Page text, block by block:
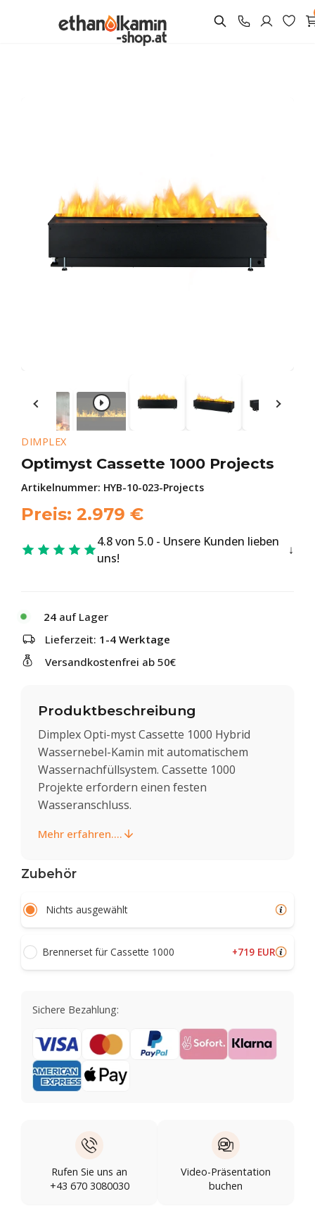
DIMPLEX
Optimyst Cassette 1000 Projects
Artikelnummer: HYB-10-023-Projects
Preis: 2.979 €
4.8 von 5.0 - Unsere Kunden lieben
uns!
24 auf Lager
Lieferzeit: 1-4 Werktage
Versandkostenfrei ab 50€
Produktbeschreibung
Dimplex Opti-myst Cassette 1000 Hybrid
Wassernebel-Kamin mit automatischem
Wassernachfüllsystem. Cassette 1000
Projekte erfordern einen festen
Wasseranschluss.
Mehr erfahren....
Zubehör
Nichts ausgewählt
Brennerset für Cassette 1000 +719 EUR
Sichere Bezahlung:
Rufen Sie uns an
+43 670 3080030
Video-Präsentation
buchen